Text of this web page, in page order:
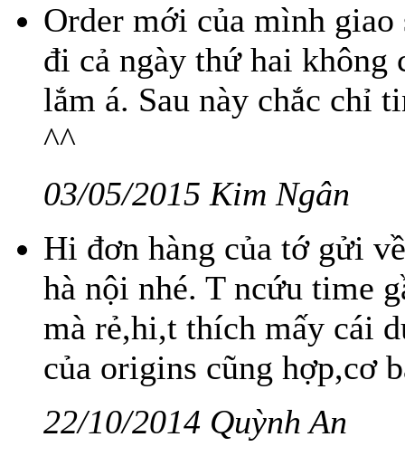
Order mới của mình
đi cả ngày thứ hai không
lắm á. Sau này chắc chỉ
^^
03/05/2015 Kim Ngân
Hi đơn hàng của tớ gửi
hà nội nhé. T ncứu time
mà rẻ,hi,t thích mấy cái
của origins cũng hợp,cơ
22/10/2014 Quỳnh An